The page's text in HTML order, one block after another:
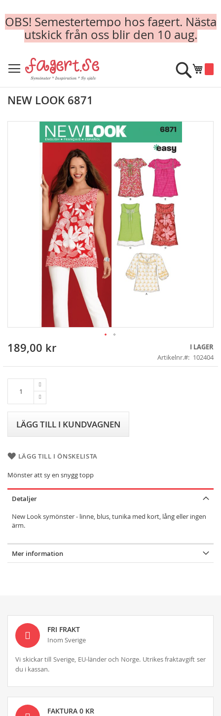
OBS! Semestertempo hos fagert. Nästa
utskick från oss blir den 10 aug.
to
Content
Min
Sök
NEW LOOK 6871
Skip
the
189,00 kr
I LAGER
Artikelnr.
102404
LÄGG TILL I KUNDVAGNEN
LÄGG TILL I ÖNSKELISTA
Mönster att sy en snygg topp
Detaljer
New Look symönster - linne, blus, tunika med kort, lång eller ingen
ärm.
Mer information
FRI FRAKT
Inom Sverige
Vi skickar till Sverige, EU-länder och Norge. Utrikes fraktavgift ser
du i kassan.
FAKTURA 0 KR